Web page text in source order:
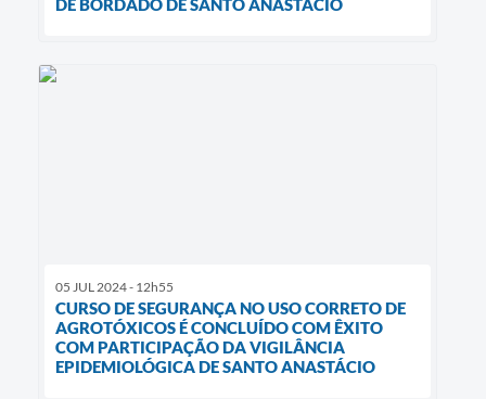
DE BORDADO DE SANTO ANASTÁCIO
05 JUL 2024 - 12h55
CURSO DE SEGURANÇA NO USO CORRETO DE
AGROTÓXICOS É CONCLUÍDO COM ÊXITO
COM PARTICIPAÇÃO DA VIGILÂNCIA
EPIDEMIOLÓGICA DE SANTO ANASTÁCIO